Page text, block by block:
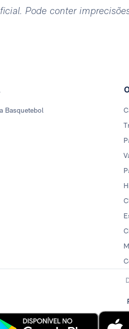
Pode conter
Basquetebol